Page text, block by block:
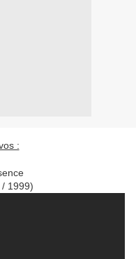
:
1999)